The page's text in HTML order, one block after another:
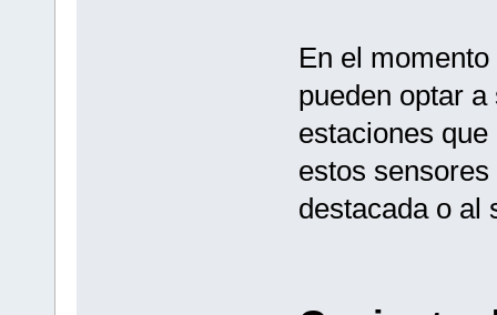
En el
pueden optar
estaciones
estos
destacada o al